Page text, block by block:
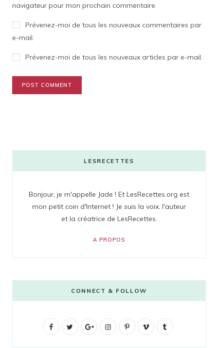
navigateur pour mon prochain commentaire.
Prévenez-moi de tous les nouveaux commentaires par
e-mail.
Prévenez-moi de tous les nouveaux articles par e-mail.
LESRECETTES
Bonjour, je m'appelle Jade ! Et LesRecettes.org est
mon petit coin d'Internet ! Je suis la voix, l'auteur
et la créatrice de LesRecettes.
A PROPOS
CONNECT & FOLLOW
F
G
I
P
V